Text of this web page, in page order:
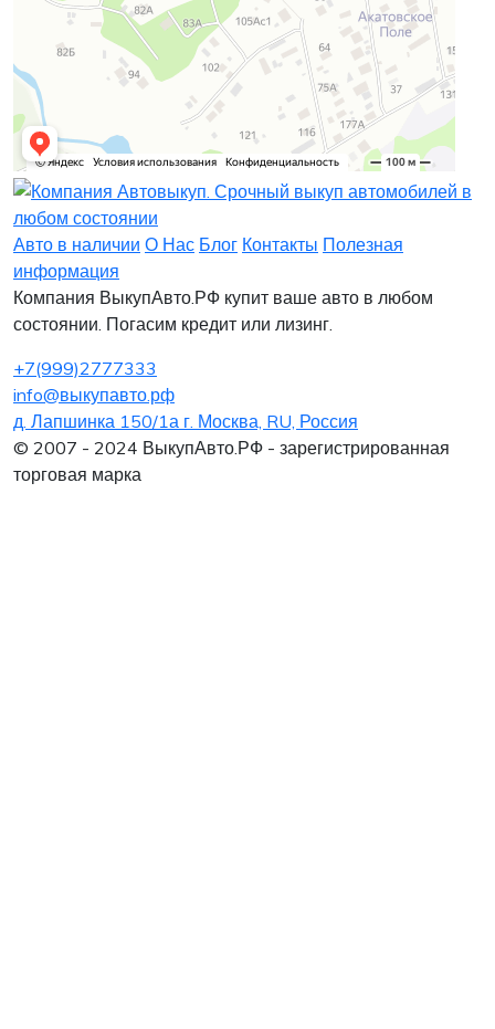
Заявка на лизинг
Я согласенна обработку персональных данных
Заявка на комиссию
Заявка на кредит
Я согласенна обработку персональных данных
Заявка на выкуп
Заполните, пожалуйста, форму.
Хочу заказать автомобиль
Заполните, пожалуйста, форму.
Оставить заявку
Авто в наличии О Нас Блог Контакты Полезная
информация
Компания ВыкупАвто.РФ купит ваше авто в любом
состоянии. Погасим кредит или лизинг.
+7(999)2777333
info@выкупавто.рф
д. Лапшинка 150/1а г. Москва, RU, Россия
© 2007 - 2024 ВыкупАвто.РФ - зарегистрированная
торговая марка